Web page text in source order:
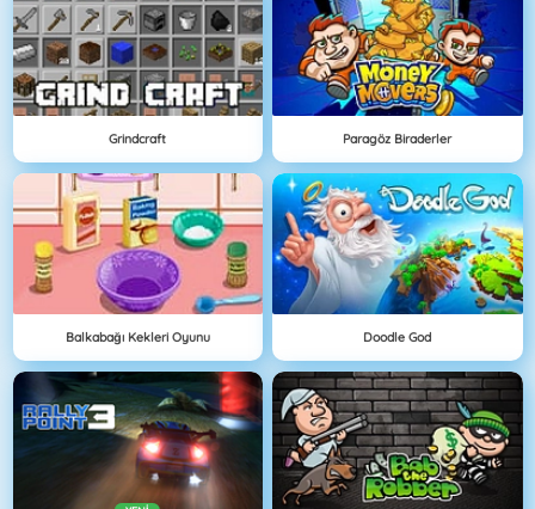
Grindcraft Paragöz Biraderler
Balkabağı Kekleri Oyunu Doodle God